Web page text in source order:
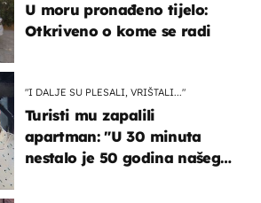
U moru pronađeno tijelo:
Otkriveno o kome se radi
"I DALJE SU PLESALI, VRIŠTALI..."
Turisti mu zapalili
apartman: "U 30 minuta
nestalo je 50 godina našeg